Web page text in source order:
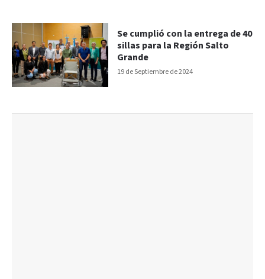
19 de Septiembre de 2024
Se cumplió con la entrega de 40
sillas para la Región Salto
Grande